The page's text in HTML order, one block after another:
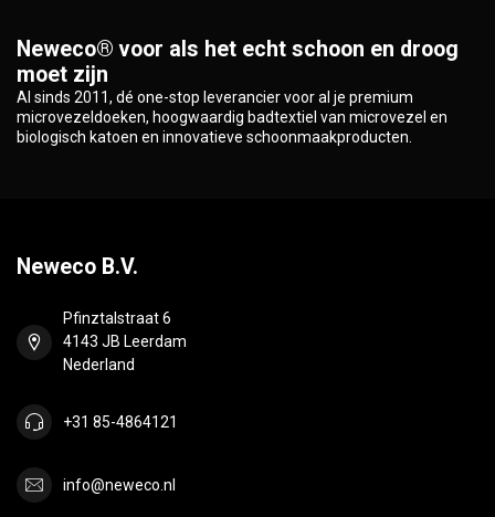
Neweco® voor als het echt schoon en droog
moet zijn
Al sinds 2011, dé one-stop leverancier voor al je premium
microvezeldoeken, hoogwaardig badtextiel van microvezel en
biologisch katoen en innovatieve schoonmaakproducten.
Neweco B.V.
Pfinztalstraat 6
4143 JB Leerdam
Nederland
+31 85-4864121
info@neweco.nl